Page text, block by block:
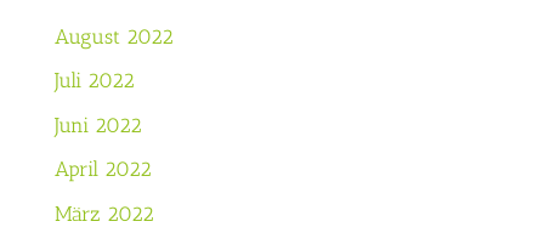
August 2022
Juli 2022
Juni 2022
April 2022
März 2022